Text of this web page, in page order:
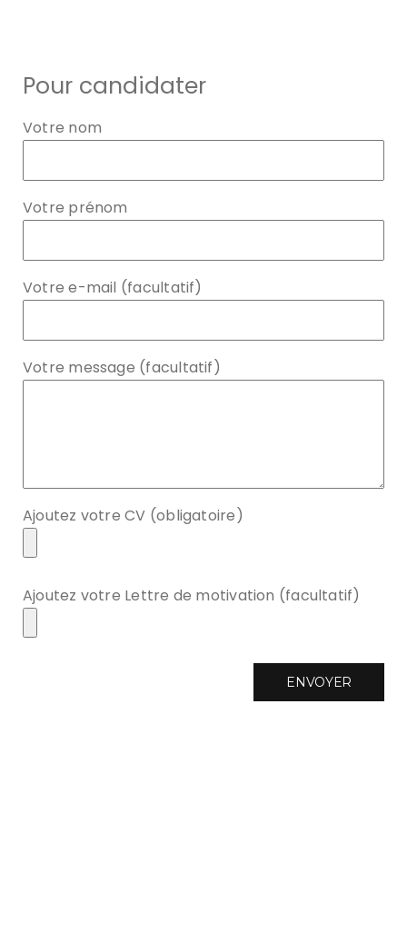
Pour candidater
Votre nom
Votre prénom
Votre e-mail (facultatif)
Votre message (facultatif)
Ajoutez votre CV (obligatoire)
Ajoutez votre Lettre de motivation (facultatif)